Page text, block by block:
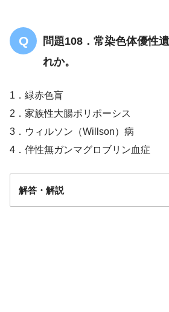
問題108．常染色体優性
れか。
1．緑赤色盲
2．家族性大腸ポリポーシス
3．ウィルソン（Willson）病
4．伴性無ガンマグロブリン血症
解答・解説